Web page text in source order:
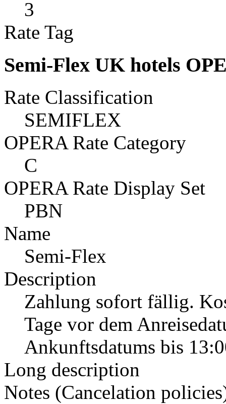
3
Rate Tag
Semi-Flex UK hotels
Rate Classification
SEMIFLEX
OPERA Rate Category
C
OPERA Rate Display Set
PBN
Name
Semi-Flex
Description
Zahlung sofort fällig.
Tage vor dem
Ankunftsdatums bis
Long description
Notes (Cancelation